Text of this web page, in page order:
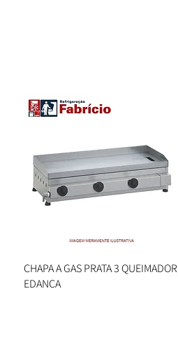
Visualização rápida
CHAPA A GAS PRATA 3 QUEIMADOR
EDANCA